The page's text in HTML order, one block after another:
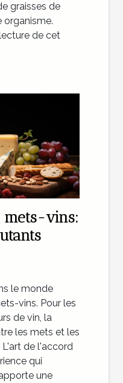
graisses de
de cet
mets-vins:
le monde
vins. Pour les
de vin, la
les mets et les
L'art de l'accord
qui
une